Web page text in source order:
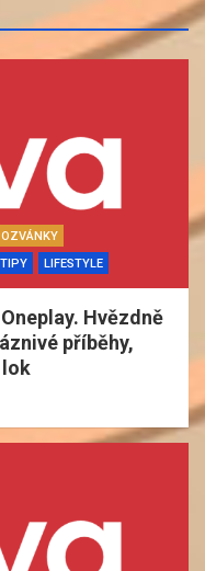
LIFESTYLE
Hvězdně
příběhy,
lok